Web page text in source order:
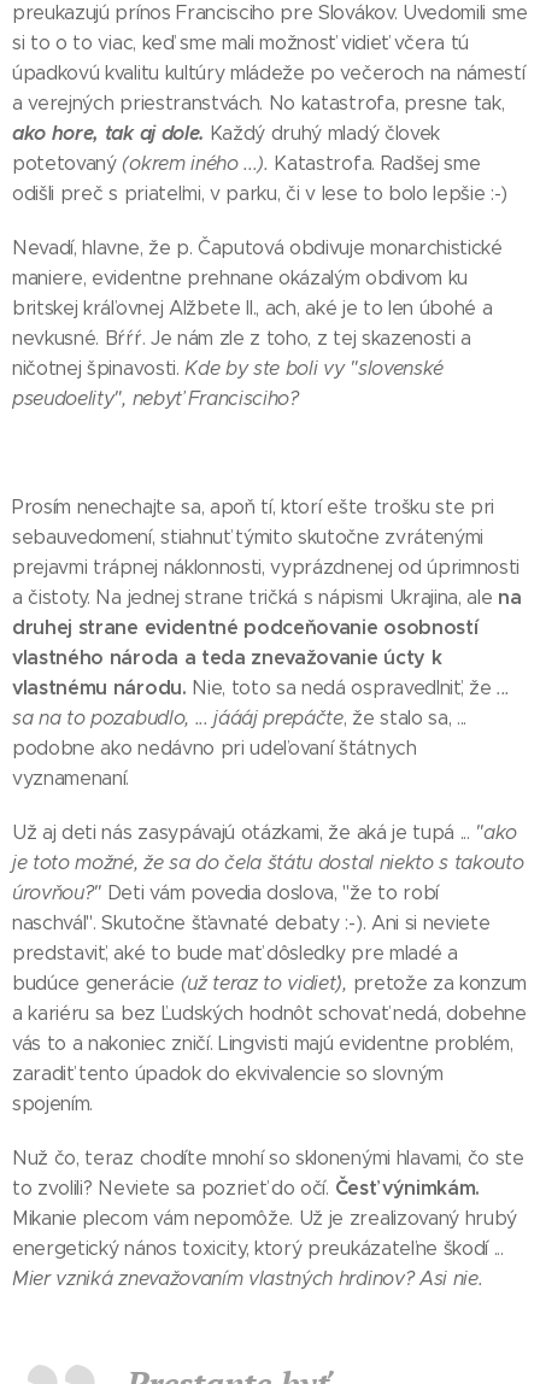
preukazujú prínos Francisciho pre Slovákov. Uvedomili sme
si to o to viac, keď sme mali možnosť vidieť včera tú
úpadkovú kvalitu kultúry mládeže po večeroch na námestí
a verejných priestranstvách. No katastrofa, presne tak,
ako hore, tak aj dole. Každý druhý mladý človek
potetovaný (okrem iného ...). Katastrofa. Radšej sme
odišli preč s priateľmi, v parku, či v lese to bolo lepšie :-)
Nevadí, hlavne, že p. Čaputová obdivuje monarchistické
maniere, evidentne prehnane okázalým obdivom ku
britskej kráľovnej Alžbete II., ach, aké je to len úbohé a
nevkusné. Bŕŕŕ. Je nám zle z toho, z tej skazenosti a
ničotnej špinavosti.Kde by ste boli vy "slovenské
pseudoelity", nebyť Francisciho?
Prosím nenechajte sa, apoň tí, ktorí ešte trošku ste pri
sebauvedomení, stiahnuť týmito skutočne zvrátenými
prejavmi trápnej náklonnosti, vyprázdnenej od úprimnosti
a čistoty. Na jednej strane tričká s nápismi Ukrajina, ale na
druhej strane evidentné podceňovanie osobností
vlastného národa a teda znevažovanie úcty k
vlastnému národu. Nie, toto sa nedá ospravedlniť, že...
sa na to pozabudlo, ... jáááj prepáčte, že stalo sa, ...
podobne ako nedávno pri udeľovaní štátnych
vyznamenaní.
Už aj deti nás zasypávajú otázkami, že aká je tupá ... "ako
je toto možné, že sa do čela štátu dostal niekto s takouto
úrovňou?" Deti vám povedia doslova, "že to robí
naschvál". Skutočne šťavnaté debaty :-). Ani si neviete
predstaviť, aké to bude mať dôsledky pre mladé a
budúce generácie (už teraz to vidieť), pretože za konzum
a kariéru sa bez Ľudských hodnôt schovať nedá, dobehne
vás to a nakoniec zničí. Lingvisti majú evidentne problém,
zaradiť tento úpadok do ekvivalencie so slovným
spojením.
Nuž čo, teraz chodíte mnohí so sklonenými hlavami, čo ste
to zvolili? Neviete sa pozrieť do očí. Česť výnimkám.
Mikanie plecom vám nepomôže. Už je zrealizovaný hrubý
energetický nános toxicity, ktorý preukázateľne škodí ...
Mier vzniká znevažovaním vlastných hrdinov? Asi nie.